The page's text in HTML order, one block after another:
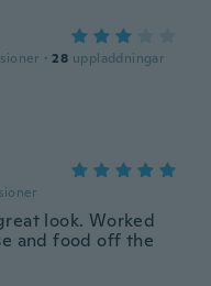
· 28 uppladdningar
look. Worked
and food off the